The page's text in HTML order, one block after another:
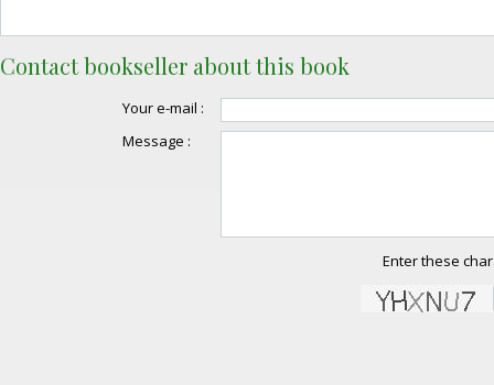
Contact bookseller about this book
Your e-mail :
Message :
Enter these